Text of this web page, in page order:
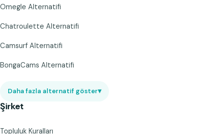
Omegle Alternatifi
Chatroulette Alternatifi
Camsurf Alternatifi
BongaCams Alternatifi
Daha fazla alternatif göster▾
Şirket
Topluluk Kuralları